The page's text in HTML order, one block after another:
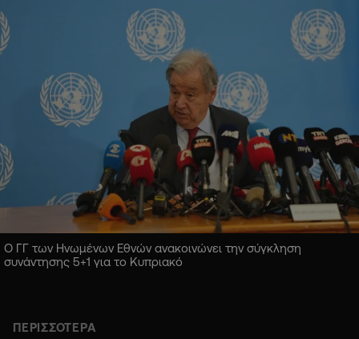
Ο ΓΓ των Ηνωμένων Εθνών ανακοινώνει την σύγκληση
συνάντησης 5+1 για το Κυπριακό
ΠΕΡΙΣΣΟΤΕΡΑ